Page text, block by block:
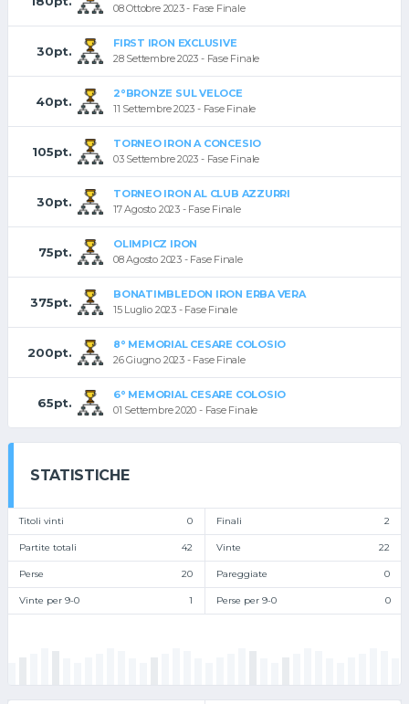
08 Ottobre 2023 - Fase Finale
30pt.
FIRST IRON EXCLUSIVE
28 Settembre 2023 - Fase Finale
40pt.
2°BRONZE SUL VELOCE
11 Settembre 2023 - Fase Finale
105pt.
TORNEO IRON A CONCESIO
03 Settembre 2023 - Fase Finale
30pt.
TORNEO IRON AL CLUB AZZURRI
17 Agosto 2023 - Fase Finale
75pt.
OLIMPICZ IRON
08 Agosto 2023 - Fase Finale
375pt.
BONATIMBLEDON IRON ERBA VERA
15 Luglio 2023 - Fase Finale
200pt.
8° MEMORIAL CESARE COLOSIO
26 Giugno 2023 - Fase Finale
65pt.
6° MEMORIAL CESARE COLOSIO
01 Settembre 2020 - Fase Finale
STATISTICHE
Titoli vinti 0 Finali 2
Partite totali 42 Vinte 22
Perse 20 Pareggiate 0
Vinte per 9-0 1 Perse per 9-0 0